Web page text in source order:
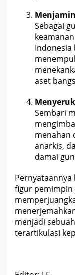
Sebagai
Indonesia
aset
Sembari
menahan
anarkis,
damai
Pernyataannya
figur pemimpin
menjadi
terartikulasi